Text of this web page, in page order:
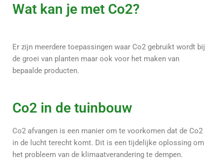
Wat kan je met Co2?
Er zijn meerdere toepassingen waar Co2 gebruikt wordt bij
de groei van planten maar ook voor het maken van
bepaalde producten.
Co2 in de tuinbouw
Co2 afvangen is een manier om te voorkomen dat de Co2
in de lucht terecht komt. Dit is een tijdelijke oplossing om
het probleem van de klimaatverandering te dempen.